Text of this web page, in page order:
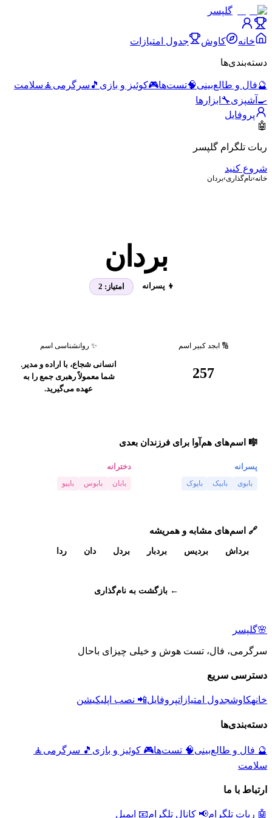
گلپسر
خانه کاوش جدول امتیازات
دسته‌بندی‌ها
🔮فال و طالع‌بینی🧠تست‌ها🎮کوئیز و بازی 🎵 سرگرمی 🧘 سلامت
🍳 آشپزی🔧 ابزارها
پروفایل
🤖
ربات تلگرام گلپسر
شروع کنید
خانه›نام‌گذاری›بردان
بردان
👦 پسرانه امتیاز: 2
🔢 ابجد کبیر اسم
257
✨ روانشناسی اسم
انسانی شجاع، با اراده و مدیر.
شما معمولاً رهبری جمع را به
عهده می‌گیرید.
🎼 اسم‌های هم‌آوا برای فرزندان بعدی
پسرانه
بابوی بابیک باپوک
دخترانه
بابان بابوس باپیو
🔗 اسم‌های مشابه و همریشه
برداش بردیس بردبار بردل دان ردا
← بازگشت به نام‌گذاری
🌸گلپسر
سرگرمی، فال، تست هوش و خیلی چیزای باحال
دسترسی سریع
خانهکاوشجدول امتیازاتپروفایل📲 نصب اپلیکیشن
دسته‌بندی‌ها
🔮 فال و طالع‌بینی🧠 تست‌ها🎮 کوئیز و بازی 🎵 سرگرمی 🧘
سلامت
ارتباط با ما
🤖 ربات تلگرام📢 کانال تلگرام📧 ایمیل